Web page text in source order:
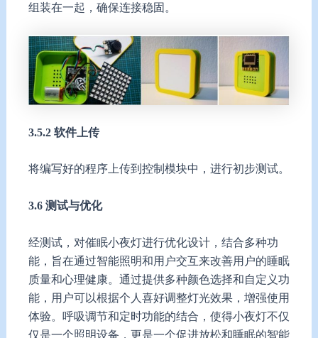
组装在一起，确保连接稳固。
3.5.2 软件上传
将编写好的程序上传到控制模块中，进行初步测试。
3.6 测试与优化
经测试，对催眠小夜灯进行优化设计，结合多种功
能，旨在通过智能照明和用户交互来改善用户的睡眠
质量和心理健康。通过提供多种颜色选择和自定义功
能，用户可以根据个人喜好调整灯光效果，增强使用
体验。呼吸调节和定时功能的结合，使得小夜灯不仅
仅是一个照明设备，更是一个促进放松和睡眠的智能